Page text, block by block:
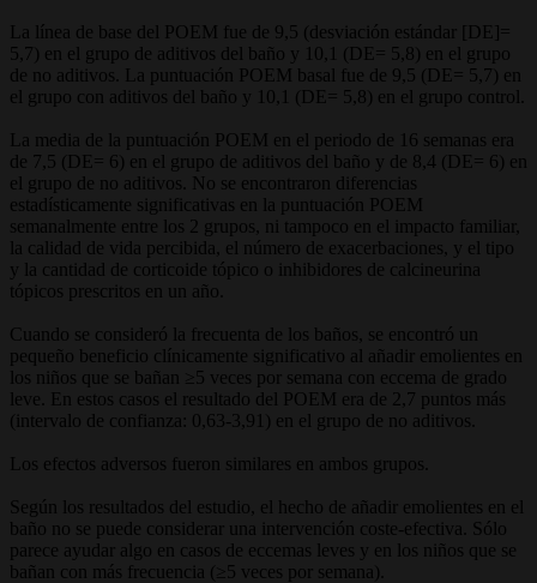
La línea de base del POEM fue de 9,5 (desviación estándar [DE]=
5,7) en el grupo de aditivos del baño y 10,1 (DE= 5,8) en el grupo
de no aditivos. La puntuación POEM basal fue de 9,5 (DE= 5,7) en
el grupo con aditivos del baño y 10,1 (DE= 5,8) en el grupo control.
La media de la puntuación POEM en el periodo de 16 semanas era
de 7,5 (DE= 6) en el grupo de aditivos del baño y de 8,4 (DE= 6) en
el grupo de no aditivos. No se encontraron diferencias
estadísticamente significativas en la puntuación POEM
semanalmente entre los 2 grupos, ni tampoco en el impacto familiar,
la calidad de vida percibida, el número de exacerbaciones, y el tipo
y la cantidad de corticoide tópico o inhibidores de calcineurina
tópicos prescritos en un año.
Cuando se consideró la frecuenta de los baños, se encontró un
pequeño beneficio clínicamente significativo al añadir emolientes en
los niños que se bañan ≥5 veces por semana con eccema de grado
leve. En estos casos el resultado del POEM era de 2,7 puntos más
(intervalo de confianza: 0,63-3,91) en el grupo de no aditivos.
Los efectos adversos fueron similares en ambos grupos.
Según los resultados del estudio, el hecho de añadir emolientes en el
baño no se puede considerar una intervención coste-efectiva. Sólo
parece ayudar algo en casos de eccemas leves y en los niños que se
bañan con más frecuencia (≥5 veces por semana).